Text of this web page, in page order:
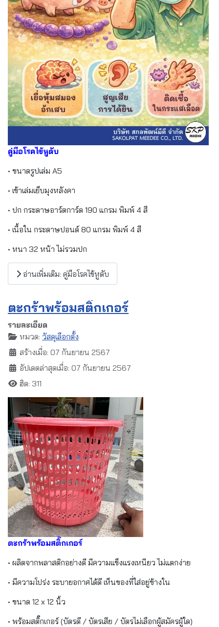
คู่มือโรคไข้หูดับ
• ขนาดรูปเล่ม A5
• เข้าเล่มเย็บมุงหลังคา
• ปก กระดาษอาร์ตการ์ด 190 แกรม พิมพ์ 4 สี
• เนื้อใน กระดาษปอนด์ 80 แกรม พิมพ์ 4 สี
• หนา 32 หน้า ไม่รวมปก
อ่านเพิ่มเติม: คู่มือโรคไข้หูดับ
ตะกร้าพร้อมสติ๊กเกอร์
รายละเอียด
หมวด: วัสดุเลือกตั้ง
สร้างเมื่อ: 07 กันยายน 2567
อัปเดตล่าสุดเมื่อ: 07 กันยายน 2567
ฮิต: 311
ตะกร้าพร้อมสติ๊กเกอร์
• ผลิตจากพลาสติกอย่างดี มีความแข็งแรงเหนียว ไม่แตกง่าย
• มีความโปร่ง ระบายอกาศได้ดี เห็นของที่ใส่อยู่ข้างใน
• ขนาด 12 x 12 นิ้ว
• พร้อมสติ๊กเกอร์ (บัตรดี / บัตรเสีย / บัตรไม่เลือกผู้สมัครผู้ใด)